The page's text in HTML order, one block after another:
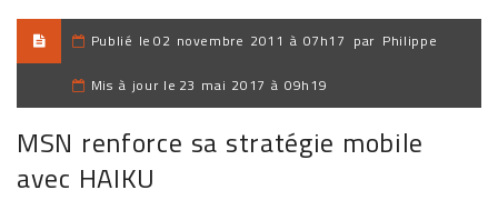
Publié le 02 novembre 2011 à 07h17 par Philippe
Mis à jour le 23 mai 2017 à 09h19
MSN renforce sa stratégie mobile
avec HAIKU